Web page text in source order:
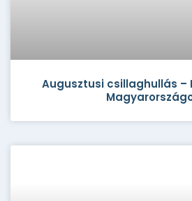
Augusztusi csillaghullás –